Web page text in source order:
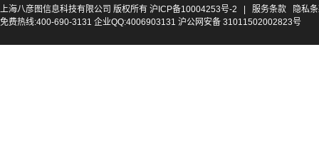
上海八彦图信息科技有限公司 版权所有 沪ICP备10004253号-2 服务条款
隐私
免费热线:400-690-3131 企业QQ:4006903131 沪公网安备 31011502002823号